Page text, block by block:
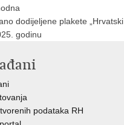
dodijeljene plakete
godinu
podataka RH